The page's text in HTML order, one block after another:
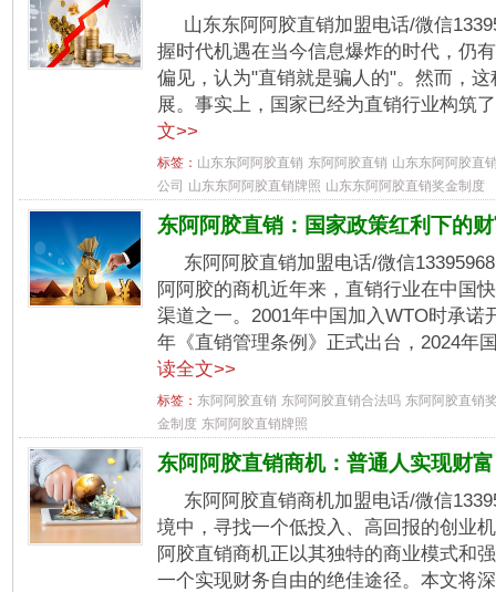
山东东阿阿胶直销加盟电话/微信
握时代机遇在当今信息爆炸的时代，仍
偏见，认为"直销就是骗人的"。然而，
展。事实上，国家已经为直销行业构筑
文>>
标签： 山东东阿阿胶直销 东阿阿胶直销 山东东阿阿胶直
公司 山东东阿阿胶直销牌照 山东东阿阿胶直销奖金制度
东阿阿胶直销：国家政策红利下的
东阿阿胶直销加盟电话/微信
阿阿胶的商机近年来，直销行业在中国
渠道之一。2001年中国加入WTO时承诺
年《直销管理条例》正式出台，2024年
读全文>>
标签： 东阿阿胶直销 东阿阿胶直销合法吗 东阿阿胶直销
金制度 东阿阿胶直销牌照
东阿阿胶直销商机：普通人实现财
东阿阿胶直销商机加盟电话/微信
境中，寻找一个低投入、高回报的创业
阿胶直销商机正以其独特的商业模式和
一个实现财务自由的绝佳途径。本文将